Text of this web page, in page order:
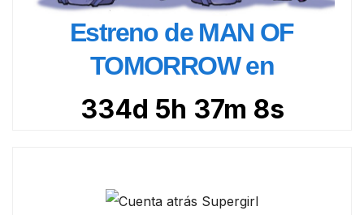
Estreno de MAN OF
TOMORROW en
334d 5h 37m 6s